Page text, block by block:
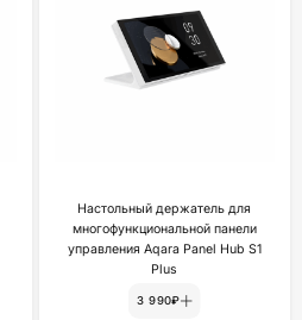
Настольный держатель для
многофункциональной панели
управления Aqara Panel Hub S1
Plus
3 990₽